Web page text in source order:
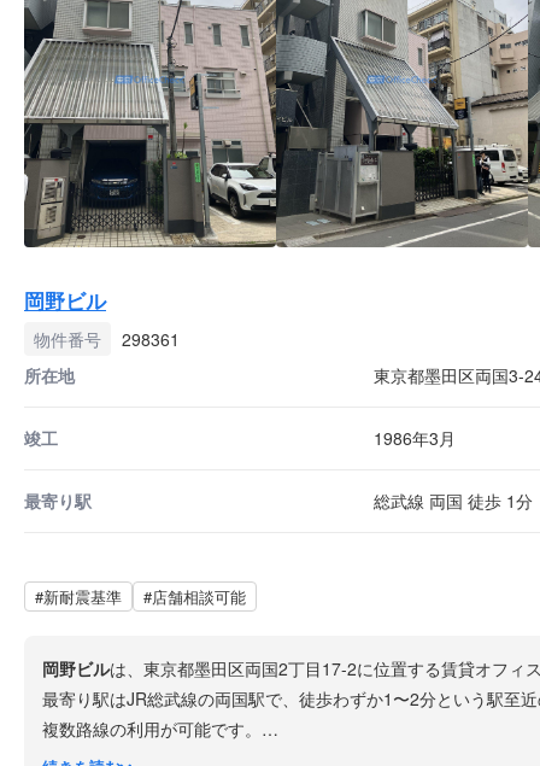
岡野ビル
物件番号
298361
所在地
東京都墨田区両国3-
竣工 1986年3月
最寄り駅 総武線 両国 徒歩 1分
#新耐震基準 #店舗相談可能
岡野ビルは、東京都墨田区両国2丁目17-2に位置する賃貸オフィ
最寄り駅はJR総武線の両国駅で、徒歩わずか1〜2分という駅至
複数路線の利用が可能です。
両国エリアは東京の下町として知られ、両国国技館や江戸東京